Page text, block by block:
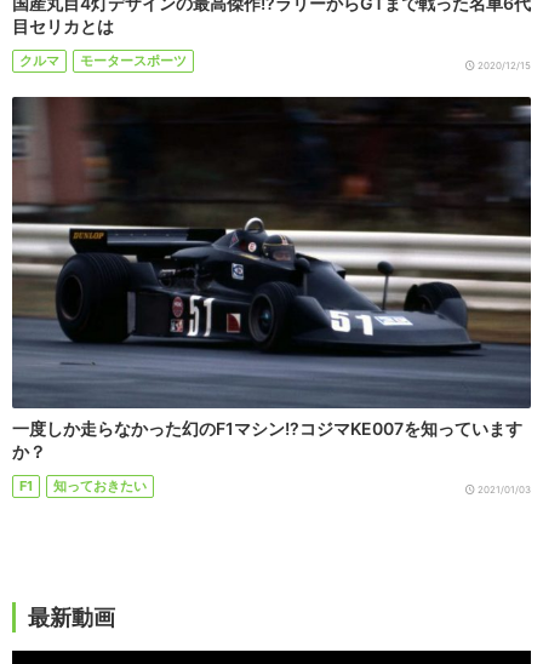
目セリカとは
クルマ モータースポーツ 2020/12/15
一度しか走らなかった幻のF1マシン!?コジマKE007を知っています
か？
F1 知っておきたい 2021/01/03
最新動画